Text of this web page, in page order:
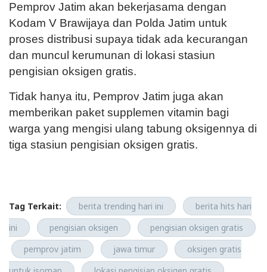
Pemprov Jatim akan bekerjasama dengan
Kodam V Brawijaya dan Polda Jatim untuk
proses distribusi supaya tidak ada kecurangan
dan muncul kerumunan di lokasi stasiun
pengisian oksigen gratis.
Tidak hanya itu, Pemprov Jatim juga akan
memberikan paket supplemen vitamin bagi
warga yang mengisi ulang tabung oksigennya di
tiga stasiun pengisian oksigen gratis.
Tag Terkait: berita trending hari ini
berita hits hari
ini
pengisian oksigen
pengisian oksigen gratis
pemprov jatim
jawa timur
oksigen gratis